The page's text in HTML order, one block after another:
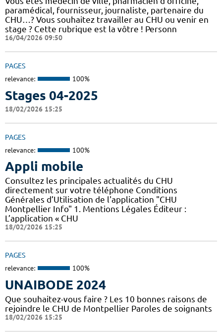
paramédical, fournisseur, journaliste, partenaire du
CHU…? Vous souhaitez travailler au CHU ou venir en
stage ? Cette rubrique est la vôtre ! Personn
16/04/2026 09:50
PAGES
relevance: 100%
Stages 04-2025
18/02/2026 15:25
PAGES
relevance: 100%
Appli mobile
Consultez les principales actualités du CHU
directement sur votre téléphone Conditions
Générales d’Utilisation de l'application "CHU
Montpellier Info" 1. Mentions Légales Éditeur :
L’application « CHU
18/02/2026 15:25
PAGES
relevance: 100%
UNAIBODE 2024
Que souhaitez-vous faire ? Les 10 bonnes raisons de
rejoindre le CHU de Montpellier Paroles de soignants
18/02/2026 15:25